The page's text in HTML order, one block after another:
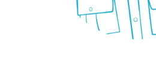
¿Necesitas un